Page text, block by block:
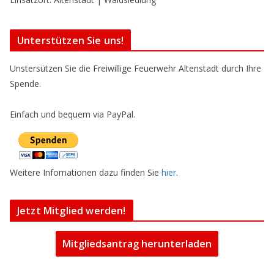
Unterstützen Sie uns!
Unstersützen Sie die Freiwillige Feuerwehr Altenstadt durch Ihre
Spende.
Einfach und bequem via PayPal.
Weitere Infomationen dazu finden Sie hier.
Jetzt Mitglied werden!
Mitgliedsantrag herunterladen